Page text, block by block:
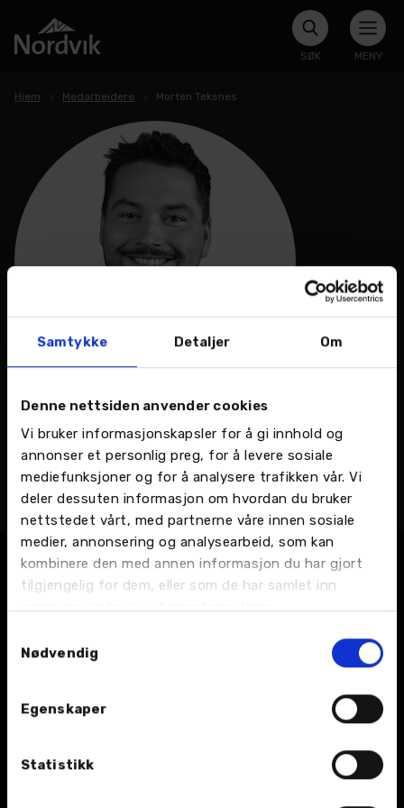
Samtykke Detaljer Om
Denne nettsiden anvender cookies
Vi bruker informasjonskapsler for å gi innhold og
annonser et personlig preg, for å levere sosiale
mediefunksjoner og for å analysere trafikken vår. Vi
deler dessuten informasjon om hvordan du bruker
nettstedet vårt, med partnerne våre innen sosiale
medier, annonsering og analysearbeid, som kan
kombinere den med annen informasjon du har gjort
tilgjengelig for dem, eller som de har samlet inn
gjennom din bruk av tjenestene deres.
Nødvendig
Egenskaper
Statistikk
SØK MENY
Hjem Medarbeidere Morten Teksnes
Salgsdirektør - Nordvik AS
Nordvik Gruppen AS - Administrasjon, Operativ ledelse
415 78 815
Send en e-post